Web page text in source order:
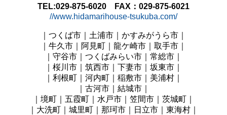
TEL:029-875-6020 FAX：029-875-6021
//www.hidamarihouse-tsukuba.com/
｜つくば市｜土浦市｜かすみがうら市｜
｜牛久市｜阿見町 ｜龍ケ崎市｜取手市｜
｜守谷市｜つくばみらい市｜常総市｜
｜桜川市｜筑西市｜下妻市 ｜坂東市
｜利根町｜河内町｜稲敷市 ｜美浦村
｜古河市｜結城市｜
｜境町｜五霞町｜水戸市 ｜笠間市｜茨城町
｜大洗町｜城里町｜那珂市 ｜日立市 ｜東海村